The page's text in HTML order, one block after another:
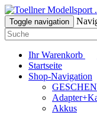
Toggle navigation
Ihr Warenkorb
Startseite
Shop-Navigation
Akkus